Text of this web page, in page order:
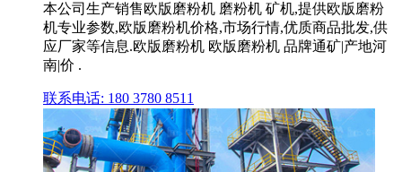
本公司生产销售欧版磨粉机 磨粉机 矿机,提供欧版磨粉
机专业参数,欧版磨粉机价格,市场行情,优质商品批发,供
应厂家等信息.欧版磨粉机 欧版磨粉机 品牌通矿|产地河
南|价 .
联系电话: 180 3780 8511